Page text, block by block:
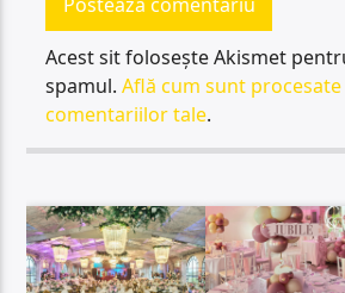
Acest sit folosește Akismet
spamul.Află cum sunt
comentariilor tale.